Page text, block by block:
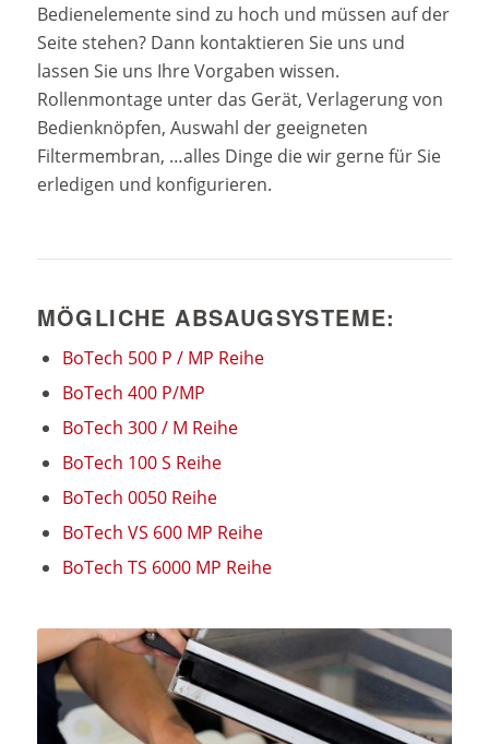
Bedienelemente sind zu hoch und müssen auf der
Seite stehen? Dann kontaktieren Sie uns und
lassen Sie uns Ihre Vorgaben wissen.
Rollenmontage unter das Gerät, Verlagerung von
Bedienknöpfen, Auswahl der geeigneten
Filtermembran, …alles Dinge die wir gerne für Sie
erledigen und konfigurieren.
MÖGLICHE ABSAUGSYSTEME:
BoTech 500 P / MP Reihe
BoTech 400 P/MP
BoTech 300 / M Reihe
BoTech 100 S Reihe
BoTech 0050 Reihe
BoTech VS 600 MP Reihe
BoTech TS 6000 MP Reihe